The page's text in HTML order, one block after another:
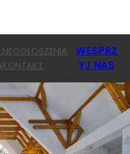
OGŁOSZENIA
KONTAKT
WESPRZ
YJ NAS